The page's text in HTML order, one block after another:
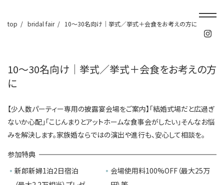
top bridal fair 10～30名向け│挙式／挙式＋会食をお考えの方に
10～30名向け│挙式／挙式＋会食をお考えの方
に
【少人数パーティー専用の披露宴会場をご案内】「結婚式場だと広過ぎ
ないか心配」「こじんまりとアットホームな食事会がしたい」そんなお悩
みを解決します。家族婚ならではの演出や進行も、安心して相談を。
参加特典
新郎新婦1泊2日宿泊
会場使用料100%OFF（最大25万